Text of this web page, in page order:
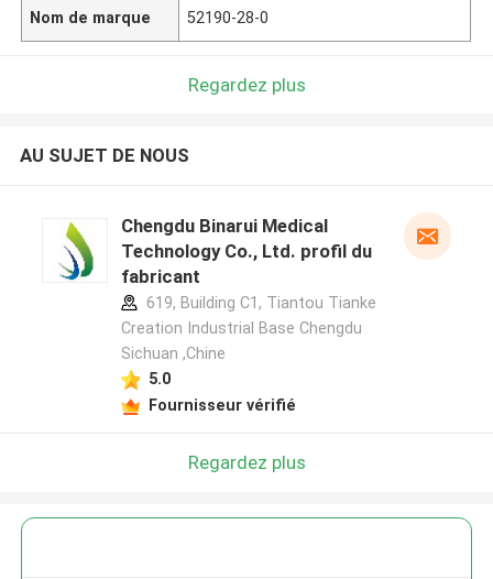
Nom de marque 52190-28-0
Regardez plus
AU SUJET DE NOUS
Chengdu Binarui Medical
Technology Co., Ltd. profil du
fabricant
619, Building C1, Tiantou Tianke
Creation Industrial Base Chengdu
Sichuan ,Chine
5.0
Fournisseur vérifié
Regardez plus